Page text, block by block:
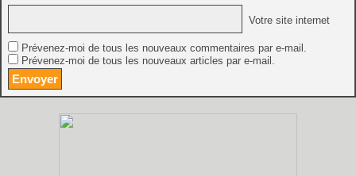
Votre site internet
Prévenez-moi de tous les nouveaux commentaires par e-mail.
Prévenez-moi de tous les nouveaux articles par e-mail.